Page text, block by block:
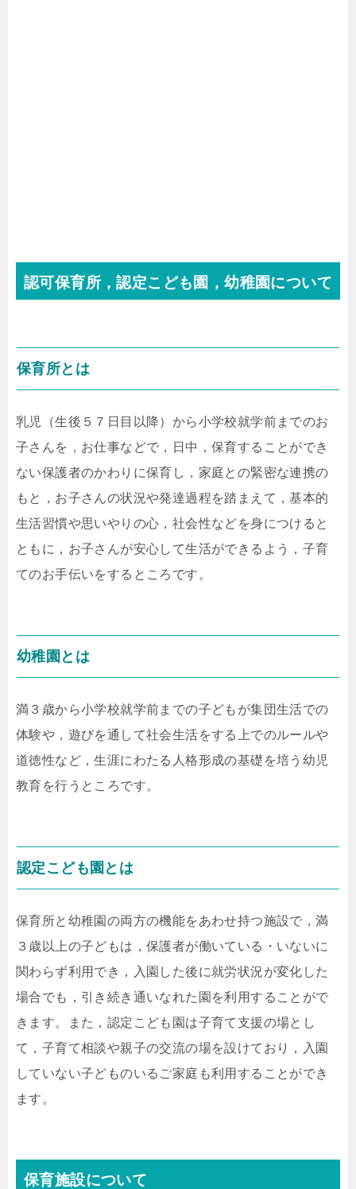
認可保育所，認定こども園，幼稚園について
保育所とは
乳児（生後５７日目以降）から小学校就学前までのお
子さんを，お仕事などで，日中，保育することができ
ない保護者のかわりに保育し，家庭との緊密な連携の
もと，お子さんの状況や発達過程を踏まえて，基本的
生活習慣や思いやりの心，社会性などを身につけると
ともに，お子さんが安心して生活ができるよう，子育
てのお手伝いをするところです。
幼稚園とは
満３歳から小学校就学前までの子どもが集団生活での
体験や，遊びを通して社会生活をする上でのルールや
道徳性など，生涯にわたる人格形成の基礎を培う幼児
教育を行うところです。
認定こども園とは
保育所と幼稚園の両方の機能をあわせ持つ施設で，満
３歳以上の子どもは，保護者が働いている・いないに
関わらず利用でき，入園した後に就労状況が変化した
場合でも，引き続き通いなれた園を利用することがで
きます。また，認定こども園は子育て支援の場とし
て，子育て相談や親子の交流の場を設けており，入園
していない子どものいるご家庭も利用することができ
ます。
保育施設について